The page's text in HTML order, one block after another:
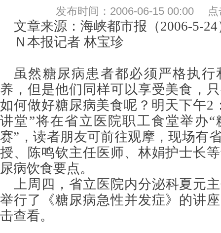
发布时间：2006-06-15 00:00 点
文章来源：海峡都市报（2006-5-24
Ｎ本报记者 林宝珍
虽然糖尿病患者都必须严格执行
养，但是他们同样可以享受美食，
如何做好糖尿病美食呢？明天下午2
讲堂”将在省立医院职工食堂举办
赛”，读者朋友可前往观摩，现场有
授、陈鸣钦主任医师、林娟护士长
尿病饮食要点。
上周四，省立医院内分泌科夏元
举行了《糖尿病急性并发症》的讲
击查看。